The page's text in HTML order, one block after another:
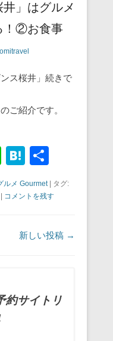
」はグルメ
！②お食事
ス桜井」続きで
ご紹介です。
Li
n
e
H
e
a
有
ルメ Gourmet| タグ:
コメントを残す
新しい投稿 →
約サイトリ